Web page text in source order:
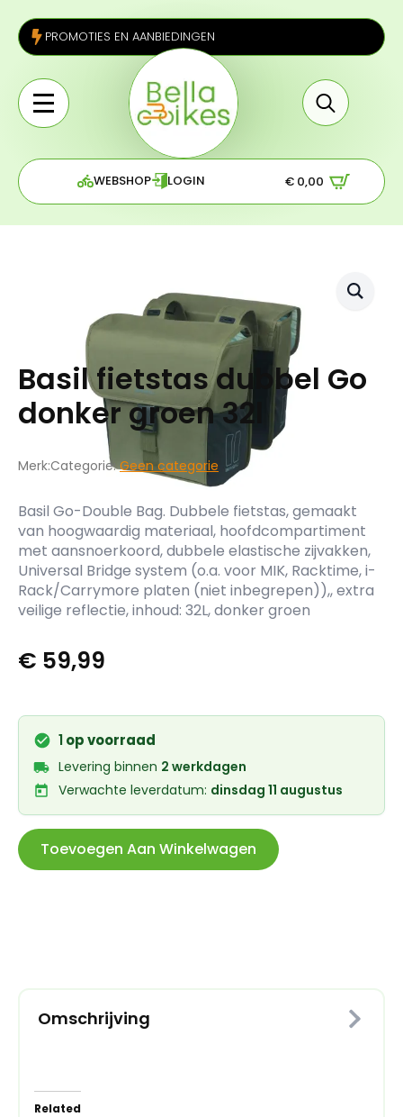
PROMOTIES EN AANBIEDINGEN
for:
WEBSHOP LOGIN € 0,00
Basil fietstas dubbel Go
donker groen 32l
Merk:Categorie:Geen categorie
Basil Go-Double Bag. Dubbele fietstas, gemaakt
van hoogwaardig materiaal, hoofdcompartiment
met aansnoerkoord, dubbele elastische zijvakken,
Universal Bridge system (o.a. voor MIK, Racktime, i-
Rack/Carrymore platen (niet inbegrepen)),, extra
veilige reflectie, inhoud: 32L, donker groen
€ 59,99
1op voorraad
Levering binnen 2 werkdagen
Verwachte leverdatum: dinsdag 11 augustus
Toevoegen Aan Winkelwagen
Omschrijving
Related